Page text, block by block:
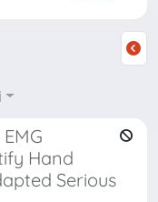
Hand
Serious